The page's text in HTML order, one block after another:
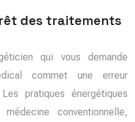
des traitements
qui vous demande
commet une erreur
pratiques énergétiques
conventionnelle,